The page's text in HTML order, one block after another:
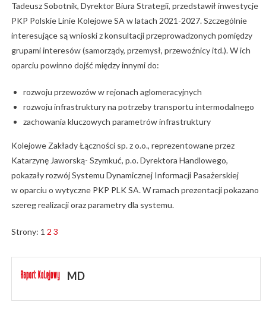
Tadeusz Sobotnik, Dyrektor Biura Strategii, przedstawił inwestycje
PKP Polskie Linie Kolejowe SA w latach 2021-2027. Szczególnie
interesujące są wnioski z konsultacji przeprowadzonych pomiędzy
grupami interesów (samorządy, przemysł, przewoźnicy itd.). W ich
oparciu powinno dojść między innymi do:
rozwoju przewozów w rejonach aglomeracyjnych
rozwoju infrastruktury na potrzeby transportu intermodalnego
zachowania kluczowych parametrów infrastruktury
Kolejowe Zakłady Łączności sp. z o.o., reprezentowane przez
Katarzynę Jaworską- Szymkuć, p.o. Dyrektora Handlowego,
pokazały rozwój Systemu Dynamicznej Informacji Pasażerskiej
w oparciu o wytyczne PKP PLK SA. W ramach prezentacji pokazano
szereg realizacji oraz parametry dla systemu.
Strony: 1 2 3
MD